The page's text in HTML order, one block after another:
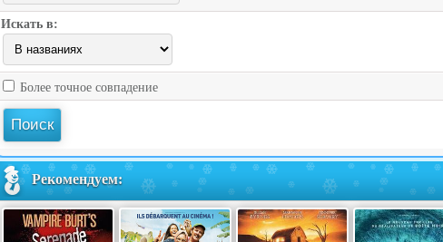
Искать в:
Более точное совпадение
Рекомендуем: